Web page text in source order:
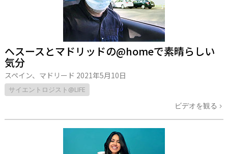
ヘスースとマドリッドの@homeで素晴らしい
気分
スペイン、マドリード 2021年5月10日
サイエントロジスト@LIFE
ビデオを観る